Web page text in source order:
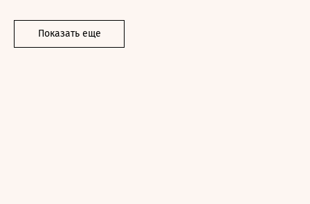
Показать еще